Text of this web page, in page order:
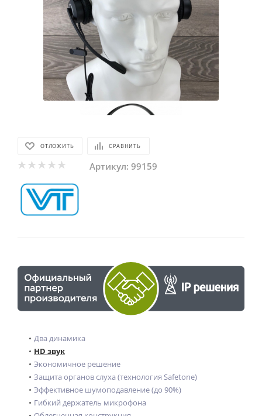
ОТЛОЖИТЬ СРАВНИТЬ
Артикул: 99159
Два динамика
HD звук
Экономичное решение
Защита органов слуха (технология Safetone)
Эффективное шумоподавление (до 90%)
Гибкий держатель микрофона